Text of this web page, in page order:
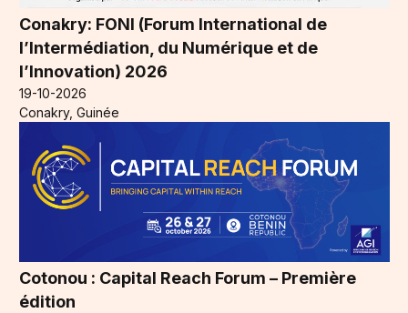
Conakry: FONI (Forum International de
l’Intermédiation, du Numérique et de
l’Innovation) 2026
19-10-2026
Conakry, Guinée
Cotonou : Capital Reach Forum – Première
édition